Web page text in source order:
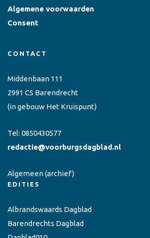
Algemene voorwaarden
Consent
CONTACT
Middenbaan 111
2991 CS Barendrecht
(in gebouw Het Kruispunt)
Tel: 0850430577
redactie@voorburgsdagblad.nl
Algemeen(archief)
EDITIES
Albrandswaards Dagblad
Barendrechts Dagblad